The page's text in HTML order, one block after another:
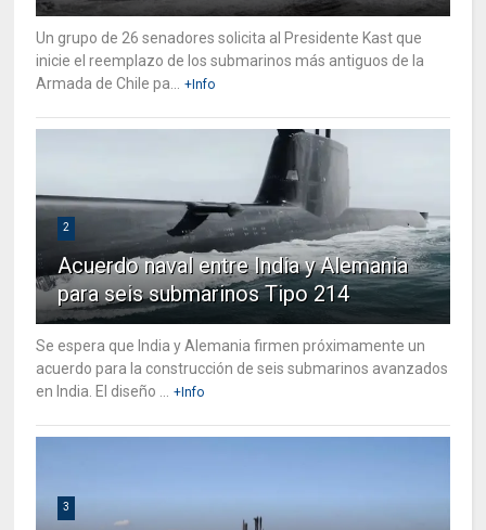
Un grupo de 26 senadores solicita al Presidente Kast que
inicie el reemplazo de los submarinos más antiguos de la
Armada de Chile pa...
+Info
2
Acuerdo naval entre India y Alemania
para seis submarinos Tipo 214
Se espera que India y Alemania firmen próximamente un
acuerdo para la construcción de seis submarinos avanzados
en India. El diseño ...
+Info
3